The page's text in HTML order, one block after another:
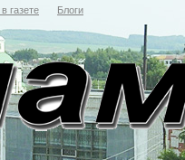
газете Блоги